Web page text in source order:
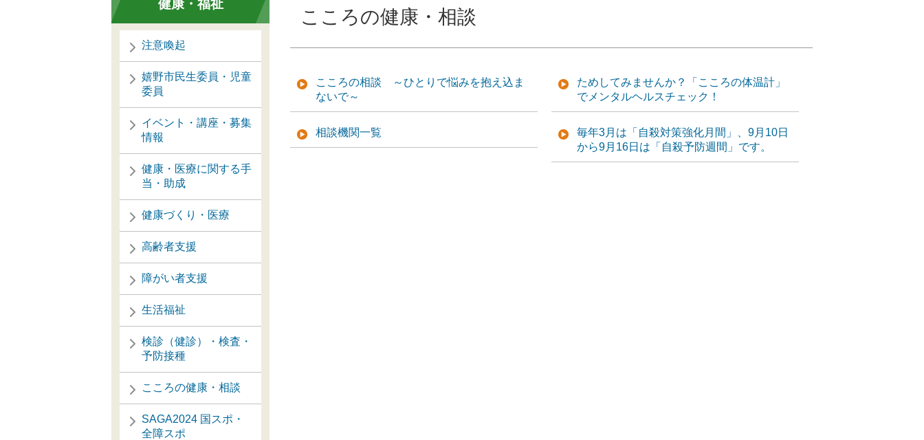
健康・福祉
注意喚起
嬉野市民生委員・児童
委員
イベント・講座・募集
情報
健康・医療に関する手
当・助成
健康づくり・医療
高齢者支援
障がい者支援
生活福祉
検診（健診）・検査・
予防接種
こころの健康・相談
SAGA2024 国スポ・
全障スポ
こころの健康・相談
こころの相談 ～ひとりで悩みを抱え込ま
ないで～
ためしてみませんか？「こころの体温計」
でメンタルヘルスチェック！
相談機関一覧
毎年3月は「自殺対策強化月間」、9月10日
から9月16日は「自殺予防週間」です。